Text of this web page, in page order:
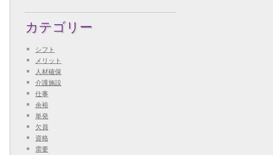
カテゴリー
シフト
メリット
人材確保
介護施設
仕事
余裕
単発
欠員
資格
需要